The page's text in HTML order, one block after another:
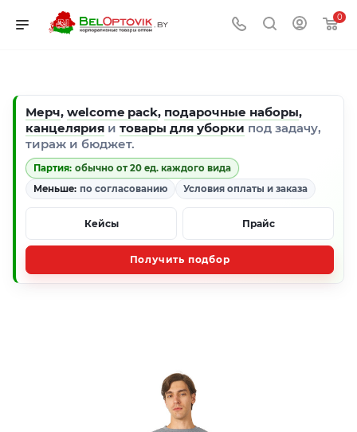
0
Мерч, welcome pack, подарочные наборы,
канцелярия и товары для уборки под задачу,
тираж и бюджет.
Партия: обычно от 20 ед. каждого вида
Меньше: по согласованию Условия оплаты и заказа
Кейсы Прайс
Получить подбор